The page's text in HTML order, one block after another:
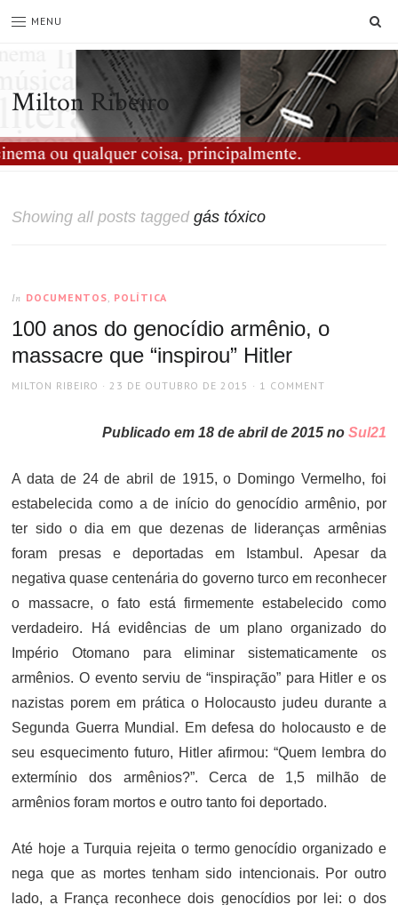
MENU
Milton Ribeiro
Showing all posts taggedgás tóxico
In DOCUMENTOS, POLÍTICA
100 anos do genocídio armênio, o
massacre que “inspirou” Hitler
AUTHOR
MILTON RIBEIRO
POSTED
23 DE OUTUBRO DE 2015 1 COMMENT
Publicado em 18 de abril de 2015 no Sul21
A data de 24 de abril de 1915, o Domingo Vermelho, foi
estabelecida como a de início do genocídio armênio, por
ter sido o dia em que dezenas de lideranças armênias
foram presas e deportadas em Istambul. Apesar da
negativa quase centenária do governo turco em reconhecer
o massacre, o fato está firmemente estabelecido como
verdadeiro. Há evidências de um plano organizado do
Império Otomano para eliminar sistematicamente os
armênios. O evento serviu de “inspiração” para Hitler e os
nazistas porem em prática o Holocausto judeu durante a
Segunda Guerra Mundial. Em defesa do holocausto e de
seu esquecimento futuro, Hitler afirmou: “Quem lembra do
extermínio dos armênios?”. Cerca de 1,5 milhão de
armênios foram mortos e outro tanto foi deportado.
Até hoje a Turquia rejeita o termo genocídio organizado e
nega que as mortes tenham sido intencionais. Por outro
lado, a França reconhece dois genocídios por lei: o dos